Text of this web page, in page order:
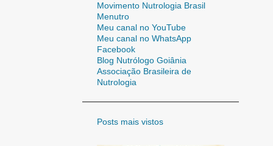
Movimento Nutrologia Brasil
Menutro
Meu canal no YouTube
Meu canal no WhatsApp
Facebook
Blog Nutrólogo Goiânia
Associação Brasileira de
Nutrologia
Posts mais vistos